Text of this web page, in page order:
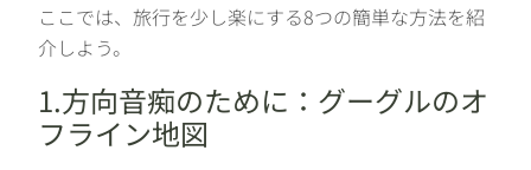
ここでは、旅行を少し楽にする8つの簡単な方法を紹
介しよう。
1.方向音痴のために：グーグルのオ
フライン地図